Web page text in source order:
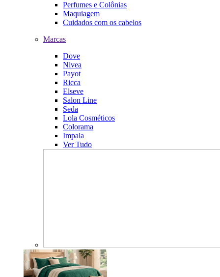
Perfumes e Colônias
Maquiagem
Cuidados com os cabelos
Marcas
Dove
Nivea
Payot
Ricca
Elseve
Salon Line
Seda
Lola Cosméticos
Colorama
Impala
Ver Tudo